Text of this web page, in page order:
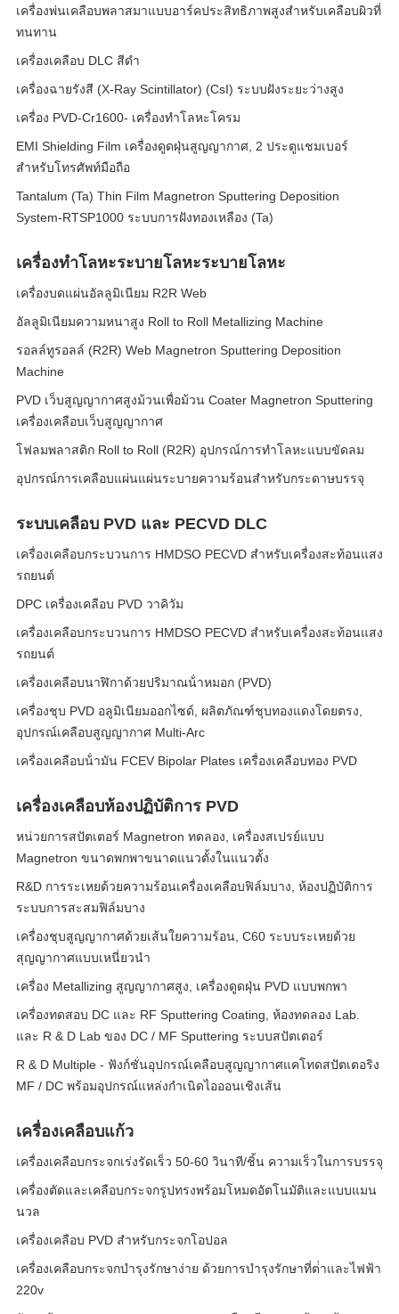
เครื่องพ่นเคลือบพลาสมาแบบอาร์คประสิทธิภาพสูงสำหรับเคลือบผิวที่
ทนทาน
เครื่องเคลือบ DLC สีดํา
เครื่องฉายรังสี (X-Ray Scintillator) (CsI) ระบบฝังระยะว่างสูง
เครื่อง PVD-Cr1600- เครื่องทําโลหะโครม
EMI Shielding Film เครื่องดูดฝุ่นสูญญากาศ, 2 ประตูแชมเบอร์
สำหรับโทรศัพท์มือถือ
Tantalum (Ta) Thin Film Magnetron Sputtering Deposition
System-RTSP1000 ระบบการฝังทองเหลือง (Ta)
เครื่องทําโลหะระบายโลหะระบายโลหะ
เครื่องบดแผ่นอัลลูมิเนียม R2R Web
อัลลูมิเนียมความหนาสูง Roll to Roll Metallizing Machine
รอลล์ทูรอลล์ (R2R) Web Magnetron Sputtering Deposition
Machine
PVD เว็บสูญญากาศสูงม้วนเพื่อม้วน Coater Magnetron Sputtering
เครื่องเคลือบเว็บสูญญากาศ
โฟลมพลาสติก Roll to Roll (R2R) อุปกรณ์การทําโลหะแบบขัดลม
อุปกรณ์การเคลือบแผ่นแผ่นระบายความร้อนสําหรับกระดาษบรรจุ
ระบบเคลือบ PVD และ PECVD DLC
เครื่องเคลือบกระบวนการ HMDSO PECVD สําหรับเครื่องสะท้อนแสง
รถยนต์
DPC เครื่องเคลือบ PVD วาคิวัม
เครื่องเคลือบกระบวนการ HMDSO PECVD สําหรับเครื่องสะท้อนแสง
รถยนต์
เครื่องเคลือบนาฬิกาด้วยปริมาณน้ําหมอก (PVD)
เครื่องชุบ PVD อลูมิเนียมออกไซด์, ผลิตภัณฑ์ชุบทองแดงโดยตรง,
อุปกรณ์เคลือบสูญญากาศ Multi-Arc
เครื่องเคลือบน้ํามัน FCEV Bipolar Plates เครื่องเคลือบทอง PVD
เครื่องเคลือบห้องปฏิบัติการ PVD
หน่วยการสปัตเตอร์ Magnetron ทดลอง, เครื่องสเปรย์แบบ
Magnetron ขนาดพกพาขนาดแนวตั้งในแนวตั้ง
R&D การระเหยด้วยความร้อนเครื่องเคลือบฟิล์มบาง, ห้องปฏิบัติการ
ระบบการสะสมฟิล์มบาง
เครื่องชุบสูญญากาศด้วยเส้นใยความร้อน, C60 ระบบระเหยด้วย
สุญญากาศแบบเหนี่ยวนำ
เครื่อง Metallizing สูญญากาศสูง, เครื่องดูดฝุ่น PVD แบบพกพา
เครื่องทดสอบ DC และ RF Sputtering Coating, ห้องทดลอง Lab.
และ R & D Lab ของ DC / MF Sputtering ระบบสปัตเตอร์
R & D Multiple - ฟังก์ชั่นอุปกรณ์เคลือบสูญญากาศแคโทดสปัตเตอริง
MF / DC พร้อมอุปกรณ์แหล่งกำเนิดไอออนเชิงเส้น
เครื่องเคลือบแก้ว
เครื่องเคลือบกระจกเร่งรัดเร็ว 50-60 วินาที/ชิ้น ความเร็วในการบรรจุ
เครื่องตัดและเคลือบกระจกรูปทรงพร้อมโหมดอัตโนมัติและแบบแมน
นวล
เครื่องเคลือบ PVD สำหรับกระจกโอปอล
เครื่องเคลือบกระจกบํารุงรักษาง่าย ด้วยการบํารุงรักษาที่ต่ําและไฟฟ้า
220v